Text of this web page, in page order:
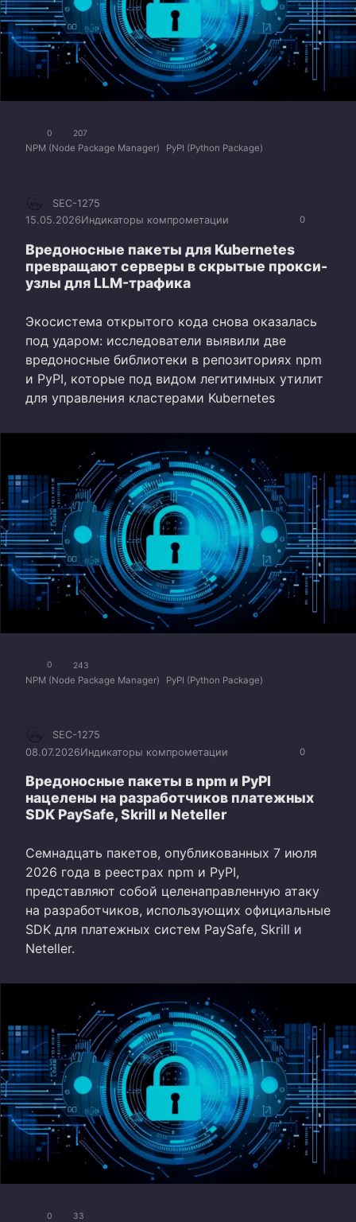
0 207
NPM (Node Package Manager) PyPI (Python Package)
0
SEC-1275
15.05.2026Индикаторы компрометации
Вредоносные пакеты для Kubernetes
превращают серверы в скрытые прокси-
узлы для LLM-трафика
Экосистема открытого кода снова оказалась
под ударом: исследователи выявили две
вредоносные библиотеки в репозиториях npm
и PyPI, которые под видом легитимных утилит
для управления кластерами Kubernetes
0 243
NPM (Node Package Manager) PyPI (Python Package)
0
SEC-1275
08.07.2026Индикаторы компрометации
Вредоносные пакеты в npm и PyPI
нацелены на разработчиков платежных
SDK PaySafe, Skrill и Neteller
Семнадцать пакетов, опубликованных 7 июля
2026 года в реестрах npm и PyPI,
представляют собой целенаправленную атаку
на разработчиков, использующих официальные
SDK для платежных систем PaySafe, Skrill и
Neteller.
0 33